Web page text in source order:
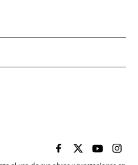
EL PAÍS BRASIL EN
EL PAÍSEL PAÍS
EL